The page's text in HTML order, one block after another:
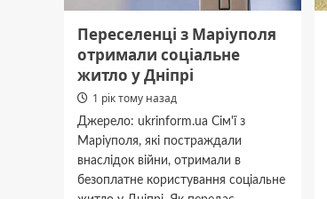
Переселенці з Маріуполя
отримали соціальне
житло у Дніпрі
1 рік тому назад
Джерело: ukrinform.ua Сім'ї з
Маріуполя, які постраждали
внаслідок війни, отримали в
безоплатне користування соціальне